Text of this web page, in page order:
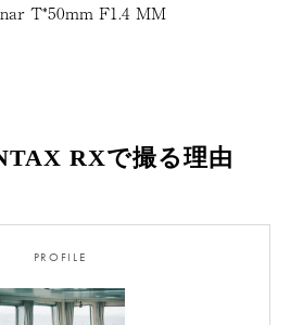
T*50mm F1.4 MM
RXで撮る理由
PROFILE